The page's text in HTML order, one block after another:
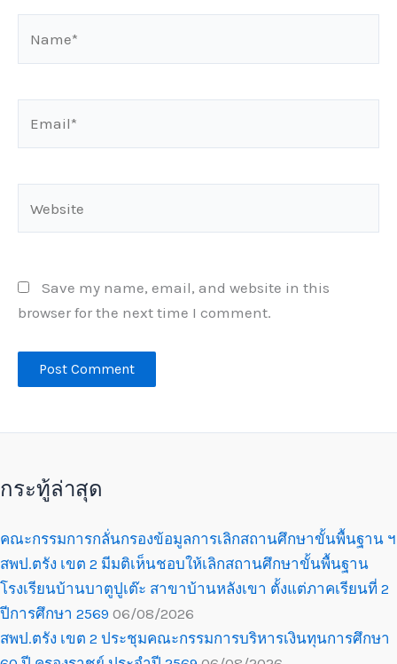
Save my name, email, and website in this
browser for the next time I comment.
กระทู้ล่าสุด
คณะกรรมการกลั่นกรองข้อมูลการเลิกสถานศึกษาขั้นพื้นฐาน ฯ
สพป.ตรัง เขต 2 มีมติเห็นชอบให้เลิกสถานศึกษาขั้นพื้นฐาน
โรงเรียนบ้านบาตูปูเต๊ะ สาขาบ้านหลังเขา ตั้งแต่ภาคเรียนที่ 2
ปีการศึกษา 2569 06/08/2026
สพป.ตรัง เขต 2 ประชุมคณะกรรมการบริหารเงินทุนการศึกษา